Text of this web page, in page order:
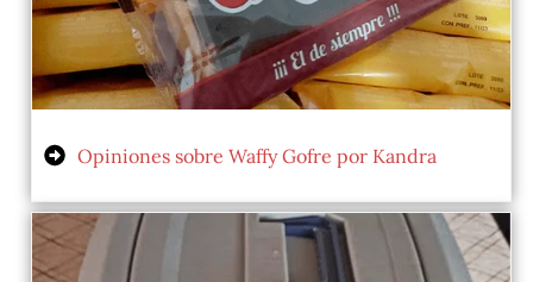
Opiniones sobre Waffy Gofre por Kandra